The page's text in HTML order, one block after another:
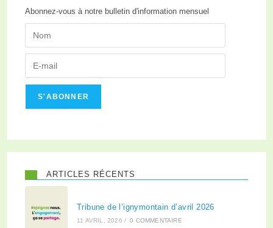
Abonnez-vous à notre bulletin d'information mensuel
S'ABONNER
ARTICLES RÉCENTS
Tribune de l’ignymontain d’avril 2026
11 AVRIL, 2026 / 0 COMMENTAIRE